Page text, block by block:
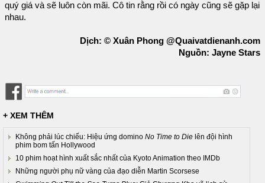
quý giá và sẽ luôn còn mãi. Cô tin rằng rồi có ngày cũng sẽ gặp lại
nhau.
Dịch: © Xuân Phong @Quaivatdienanh.com
Nguồn: Jayne Stars
+ XEM THÊM
Không phải lúc chiếu: Hiệu ứng domino No Time to Die lên đội hình
phim bom tấn Hollywood
10 phim hoạt hình xuất sắc nhất của Kyoto Animation theo IMDb
Những người phụ nữ vàng của đạo diễn Martin Scorsese